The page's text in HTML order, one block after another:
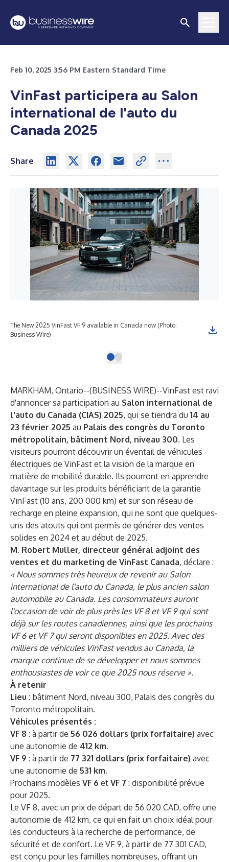
Feb 10, 2025 3:56 PM Eastern Standard Time
VinFast participera au Salon
international de l'auto du
Canada 2025
Share
The New 2025 VinFast VF 9 available in Canada now (Photo:
Business Wire)
MARKHAM, Ontario--(BUSINESS WIRE)--VinFast est ravi
d'annoncer sa participation au Salon international de
l'auto du Canada (CIAS) 2025, qui se tiendra du 14 au
23 février 2025 au Palais des congrès du Toronto
métropolitain, bâtiment Nord, niveau 300. Les
visiteurs pourront découvrir un éventail de véhicules
électriques de VinFast et la vision de la marque en
matière de mobilité durable. Ils pourront en apprendre
davantage sur les produits bénéficiant de la garantie
VinFast (10 ans, 200 000 km) et sur son réseau de
recharge en pleine expansion, qui ne sont que quelques-
uns des atouts qui ont permis de générer des ventes
solides en 2024 et au début de 2025.
M. Robert Muller, directeur général adjoint des
ventes et du marketing de VinFast Canada, déclare :
« Nous sommes très heureux de revenir au Salon
international de l'auto du Canada, le plus ancien salon
automobile au Canada. Les consommateurs auront
l'occasion de voir de plus près les VF 8 et VF 9 qui sont
déjà sur les routes canadiennes, ainsi que les prochains
VF 6 et VF 7 qui seront disponibles en 2025. Avec des
milliers de véhicules VinFast vendus au Canada, la
marque continue de se développer et nous sommes
enthousiastes de voir ce que 2025 nous réserve ».
À retenir
Lieu : bâtiment Nord, niveau 300, Palais des congrès du
Toronto métropolitain.
Véhicules présentés :
VF 8 : à partir de 56 026 dollars (prix forfaitaire) avec
une autonomie de 412 km.
VF 9 : à partir de 77 321 dollars (prix forfaitaire) avec
une autonomie de 531 km.
Prochains modèles VF 6 et VF 7 : disponibilité prévue
pour 2025.
Le VF 8, avec un prix de départ de 56 020 CAD, offre une
autonomie de 412 km, ce qui en fait un choix idéal pour
les conducteurs à la recherche de performance, de
sécurité et de confort. Le VF 9, à partir de 77 301 CAD,
est conçu pour les familles nombreuses, offrant un